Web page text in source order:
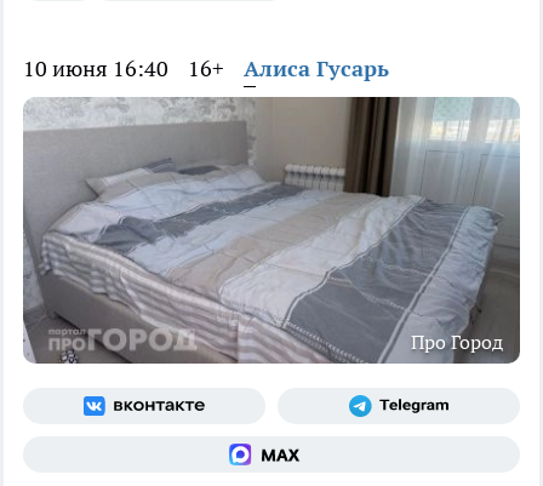
10 июня 16:40 16+ Алиса Гусарь
Про Город